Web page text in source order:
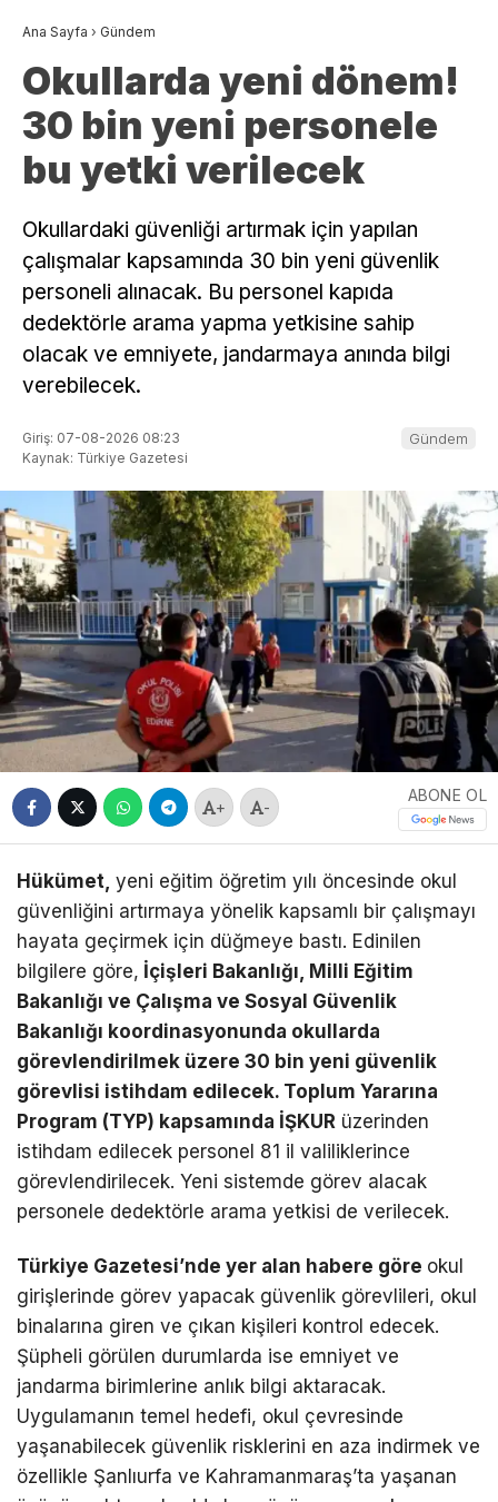
Ana Sayfa › Gündem
Okullarda yeni dönem!
30 bin yeni personele
bu yetki verilecek
Okullardaki güvenliği artırmak için yapılan
çalışmalar kapsamında 30 bin yeni güvenlik
personeli alınacak. Bu personel kapıda
dedektörle arama yapma yetkisine sahip
olacak ve emniyete, jandarmaya anında bilgi
verebilecek.
Giriş: 07-08-2026 08:23
Kaynak: Türkiye Gazetesi
Gündem
+ -
ABONE OL
Hükümet, yeni eğitim öğretim yılı öncesinde okul
güvenliğini artırmaya yönelik kapsamlı bir çalışmayı
hayata geçirmek için düğmeye bastı. Edinilen
bilgilere göre, İçişleri Bakanlığı, Milli Eğitim
Bakanlığı ve Çalışma ve Sosyal Güvenlik
Bakanlığı koordinasyonunda okullarda
görevlendirilmek üzere 30 bin yeni güvenlik
görevlisi istihdam edilecek. Toplum Yararına
Program (TYP) kapsamında İŞKUR üzerinden
istihdam edilecek personel 81 il valiliklerince
görevlendirilecek. Yeni sistemde görev alacak
personele dedektörle arama yetkisi de verilecek.
Türkiye Gazetesi’nde yer alan habere göre okul
girişlerinde görev yapacak güvenlik görevlileri, okul
binalarına giren ve çıkan kişileri kontrol edecek.
Şüpheli görülen durumlarda ise emniyet ve
jandarma birimlerine anlık bilgi aktaracak.
Uygulamanın temel hedefi, okul çevresinde
yaşanabilecek güvenlik risklerini en aza indirmek ve
özellikle Şanlıurfa ve Kahramanmaraş’ta yaşanan